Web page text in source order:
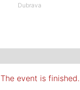
Dubrava
The event is finished.